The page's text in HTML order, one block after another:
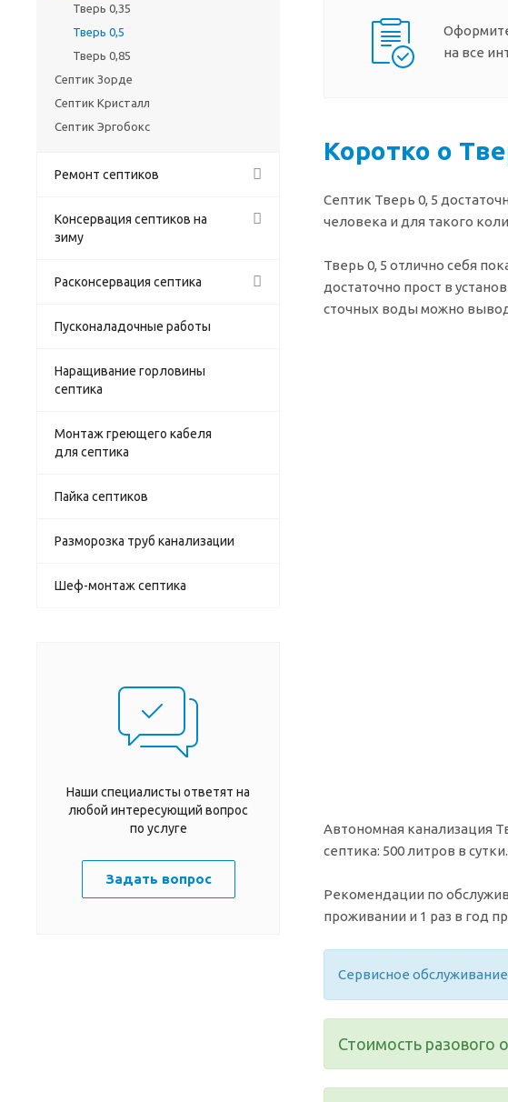
на все
Коротко о
Септик Тверь 0, 5
человека и для такого
Тверь 0, 5 отлично себя
достаточно прост в
сточных воды можно
Автономная канализация
септика: 500 литров в
Рекомендации по
проживании и 1 раз в год
Сервисное
Стоимость разового
Тверь 0,35
Тверь 0,5
Тверь 0,85
Септик Зорде
Септик Кристалл
Септик Эргобокс
Ремонт септиков
Консервация септиков на
зиму
Расконсервация септика
Пусконаладочные работы
Наращивание горловины
септика
Монтаж греющего кабеля
для септика
Пайка септиков
Разморозка труб канализации
Шеф-монтаж септика
Наши специалисты ответят на
любой интересующий вопрос
по услуге
Задать вопрос